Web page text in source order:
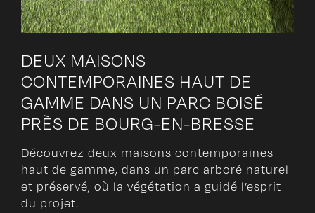
DEUX MAISONS
CONTEMPORAINES HAUT DE
GAMME DANS UN PARC BOISÉ
PRÈS DE BOURG-EN-BRESSE
Découvrez deux maisons contemporaines
haut de gamme, dans un parc arboré naturel
et préservé, où la végétation a guidé l’esprit
du projet.